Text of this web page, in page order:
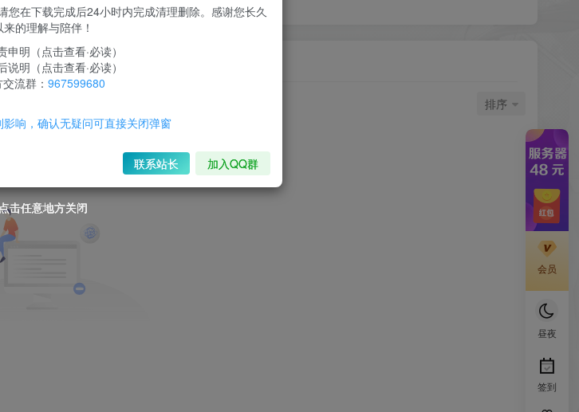
排序
点击任意地方关闭
点击任意地方关闭
点击任意地方关闭
点击任意地方关闭
您在下载完成后24小时内完成清理删除。感谢您长久
来的理解与陪伴！
申明（点击查看·必读）
说明（点击查看·必读）
流群： 967599680
响，确认无疑问可直接关闭弹窗
联系站长 加入QQ群
会员
昼夜
签到